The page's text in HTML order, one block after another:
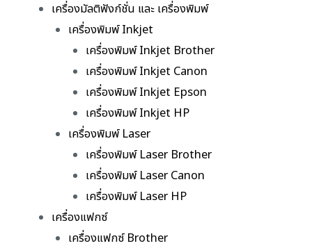
เครื่องมัลติฟังก์ชั่น และ เครื่องพิมพ์
เครื่องพิมพ์ Inkjet
เครื่องพิมพ์ Inkjet Brother
เครื่องพิมพ์ Inkjet Canon
เครื่องพิมพ์ Inkjet Epson
เครื่องพิมพ์ Inkjet HP
เครื่องพิมพ์ Laser
เครื่องพิมพ์ Laser Brother
เครื่องพิมพ์ Laser Canon
เครื่องพิมพ์ Laser HP
เครื่องแฟกซ์
เครื่องแฟกซ์ Brother